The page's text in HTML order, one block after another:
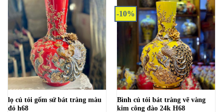
lọ củ tỏi gốm sứ bát tràng màu
đỏ h68
-10%
Bình củ tỏi bát tràng vẽ vàng
kim công đào 24k H68